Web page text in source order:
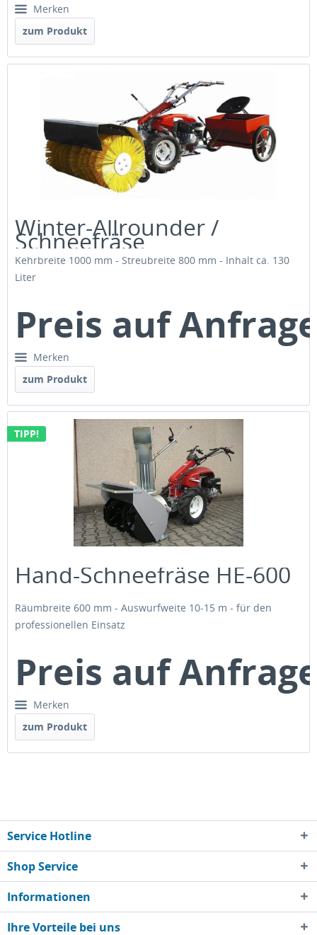
Merken
zum Produkt
Winter-Allrounder /
Schneefräse
Kehrbreite 1000 mm - Streubreite 800 mm - Inhalt ca. 130
Liter
Preis auf
Merken
zum Produkt
TIPP!
Hand-Schneefräse HE-600
Räumbreite 600 mm - Auswurfweite 10-15 m - für den
professionellen Einsatz
Preis auf
Merken
zum Produkt
Service Hotline
Shop Service
Informationen
Ihre Vorteile bei uns